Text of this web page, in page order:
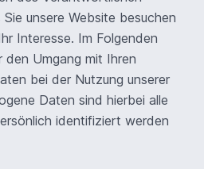
Sie unsere Website besuchen
Interesse. Im Folgenden
den Umgang mit Ihren
bei der Nutzung unserer
Daten sind hierbei alle
identifiziert werden